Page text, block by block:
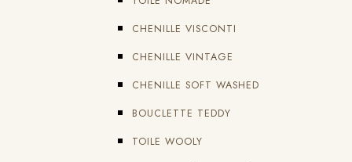
CHENILLE VISCONTI
CHENILLE VINTAGE
CHENILLE SOFT WASHED
BOUCLETTE TEDDY
TOILE WOOLY